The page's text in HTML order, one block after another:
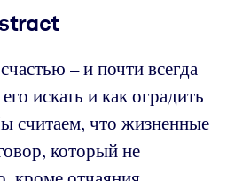
– и почти всегда
искать и как оградить
считаем, что жизненные
который не